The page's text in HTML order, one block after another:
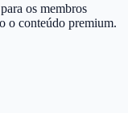
os membros
o conteúdo premium.